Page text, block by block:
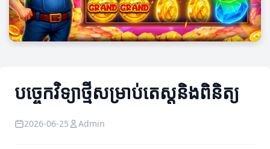
បច្ចេកវិទ្យាថ្មីសម្រាប់តេស្តនិងពិនិត្យ
2026-06-25 Admin